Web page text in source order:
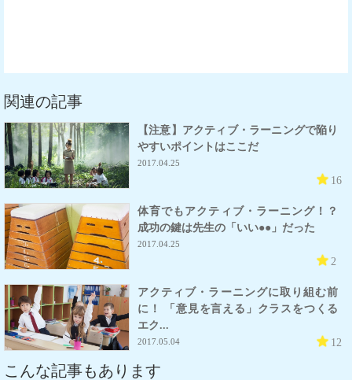
関連の記事
【注意】アクティブ・ラーニングで陥り
やすいポイントはここだ
2017.04.25
16
体育でもアクティブ・ラーニング！？
成功の鍵は先生の「いい●●」だった
2017.04.25
2
アクティブ・ラーニングに取り組む前
に！ 「意見を言える」クラスをつくる
エク...
2017.05.04 12
こんな記事もあります